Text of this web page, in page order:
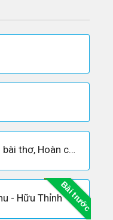
Bài thơ: Sang thu - Nội dung bài thơ, Hoàn cảnh sáng tác, Dàn ý phân tích tác phẩm
Bài trước
- Hữu Thỉnh